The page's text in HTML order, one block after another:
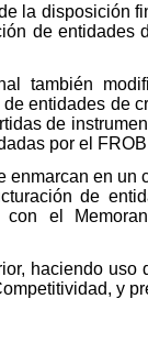
la disposición
de
también
entidades de
de
por el
enmarcan en
de
con el
haciendo
y